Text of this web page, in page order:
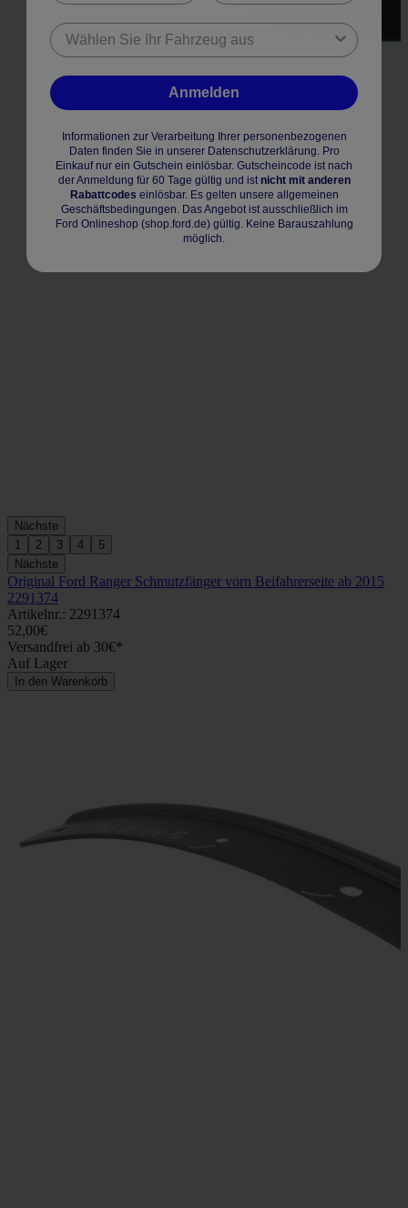
Nächste
1
2 3 4
5
Nächste
Original Ford Ranger Schmutzfänger vorn Beifahrerseite ab 2015
2291374
Artikelnr.: 2291374
52,00€
Versandfrei ab 30€*
Auf Lager
In den Warenkorb
Anmelden
Informationen zur Verarbeitung Ihrer personenbezogenen
Daten finden Sie in unserer Datenschutzerklärung. Pro
Einkauf nur ein Gutschein einlösbar. Gutscheincode ist nach
der Anmeldung für 60 Tage gültig und ist nicht mit anderen
Rabattcodes einlösbar. Es gelten unsere allgemeinen
Geschäftsbedingungen. Das Angebot ist ausschließlich im
Ford Onlineshop (shop.ford.de) gültig. Keine Barauszahlung
möglich.